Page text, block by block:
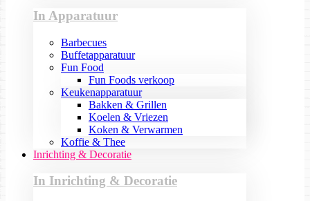
In Apparatuur
Barbecues
Buffetapparatuur
Fun Food
Fun Foods verkoop
Keukenapparatuur
Bakken & Grillen
Koelen & Vriezen
Koken & Verwarmen
Koffie & Thee
Inrichting & Decoratie
In Inrichting & Decoratie